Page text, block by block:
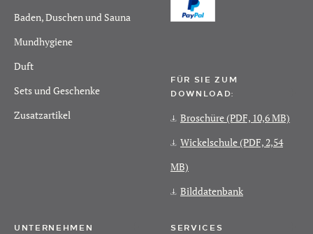
Baden, Duschen und Sauna
Mundhygiene
Duft
Sets und Geschenke
Zusatzartikel
UNTERNEHMEN SERVICES
FÜR SIE ZUM
DOWNLOAD:
Broschüre (PDF, 10,6 MB)
Wickelschule (PDF, 2,54
MB)
Bilddatenbank